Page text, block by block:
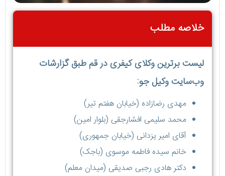
خلاصه مطلب
لیست برترین وکلای کیفری در قم طبق گزارشات
وب‌سایت وکیل جو:
مهدی رضازاده (خیابان هفتم تیر)
محمد سلیمی افشارجقی (بلوار امین)
آقای امیر یزدانی (خیابان جمهوری)
خانم سيده فاطمه موسوی (باجک)
دکتر هادی رجبی صدیقی (میدان معلم)